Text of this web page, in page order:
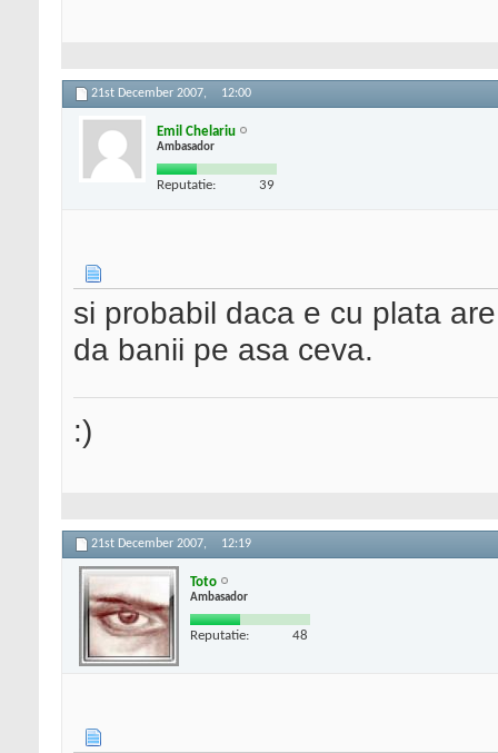
21st December 2007, 12:00
Emil Chelariu
Ambasador
Reputatie: 39
si probabil daca e cu plata
da banii pe asa ceva.
:)
21st December 2007, 12:19
Toto
Ambasador
Reputatie: 48